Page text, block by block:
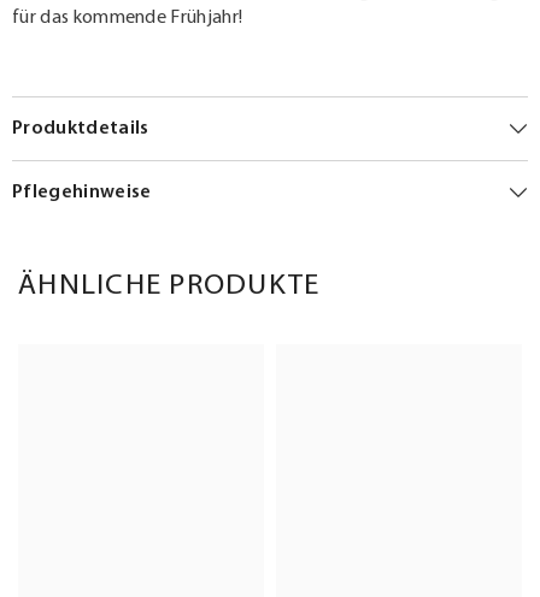
für das kommende Frühjahr!
Produktdetails
Pflegehinweise
ÄHNLICHE PRODUKTE